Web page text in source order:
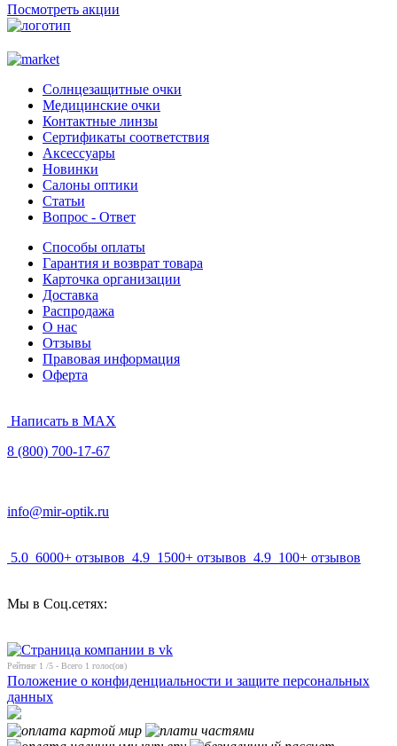
Посмотреть акции
Солнцезащитные очки
Медицинские очки
Контактные линзы
Сертификаты соответствия
Аксессуары
Новинки
Салоны оптики
Статьи
Вопрос - Ответ
Способы оплаты
Гарантия и возврат товара
Карточка организации
Доставка
Распродажа
О нас
Отзывы
Правовая информация
Оферта
Написать в MAX
8 (800) 700-17-67
info@mir-optik.ru
5.0 6000+ отзывов 4.9 1500+ отзывов 4.9 100+ отзывов
Мы в Соц.сетях:
Рейтинг 1 /5 - Всего 1 голос(ов)
Положение о конфиденциальности и защите персональных
данных